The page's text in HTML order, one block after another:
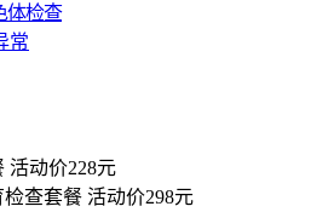
体检查
常
活动价228元
检查套餐 活动价298元